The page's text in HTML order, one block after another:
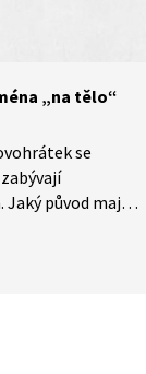
„na tělo“
se
Jaký původ mají
nazvaném